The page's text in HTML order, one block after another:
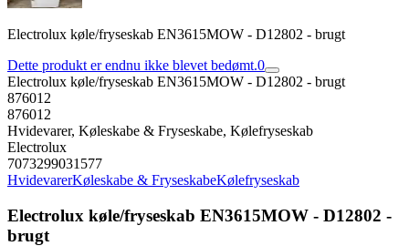
Electrolux køle/fryseskab EN3615MOW - D12802 - brugt
Dette produkt er endnu ikke blevet bedømt.0
Electrolux køle/fryseskab EN3615MOW - D12802 - brugt
876012
876012
Hvidevarer, Køleskabe & Fryseskabe, Kølefryseskab
Electrolux
7073299031577
HvidevarerKøleskabe & FryseskabeKølefryseskab
Electrolux køle/fryseskab EN3615MOW - D12802 -
brugt